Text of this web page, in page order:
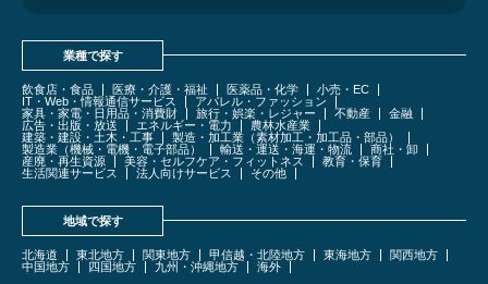
業種で探す
飲食店・食品 医療・介護・福祉 医薬品・化学
小売・EC
IT・Web・情報通信サービス
アパレル・ファッション
家具・家電・日用品・消費財
旅行・娯楽・レジャー 不動産
金融
広告・出版・放送
エネルギー・電力
農林水産業
建築・建設・土木・工事
製造・加工業（素材加工・加工品・部品）
製造業（機械・電機・電子部品）
輸送・運送・海運・物流
商社・卸
産廃・再生資源
美容・セルフケア・フィットネス
教育・保育
生活関連サービス
法人向けサービス その他
地域で探す
北海道 東北地方 関東地方 甲信越・北陸地方 東海地方
関西地方
中国地方
四国地方 九州・沖縄地方 海外